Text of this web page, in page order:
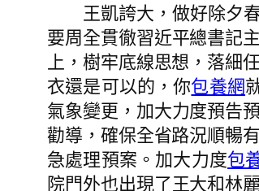
王凱誇大，做好除夕春
要周全貫徹習近平總書記
上，樹牢底線思想，落細
衣還是可以的，你包養網
氣象變更，加大力度預告
勸導，確保全省路況順暢
急處理預案。加大力度包
院門外也出現了王大和林